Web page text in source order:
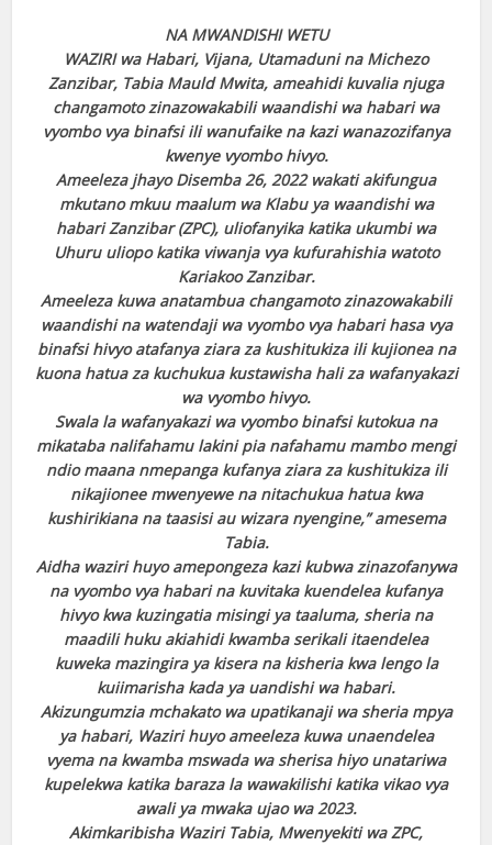
NA MWANDISHI WETU
WAZIRI wa Habari, Vijana, Utamaduni na Michezo
Zanzibar, Tabia Mauld Mwita, ameahidi kuvalia njuga
changamoto zinazowakabili waandishi wa habari wa
vyombo vya binafsi ili wanufaike na kazi wanazozifanya
kwenye vyombo hivyo.
Ameeleza jhayo Disemba 26, 2022 wakati akifungua
mkutano mkuu maalum wa Klabu ya waandishi wa
habari Zanzibar (ZPC), uliofanyika katika ukumbi wa
Uhuru uliopo katika viwanja vya kufurahishia watoto
Kariakoo Zanzibar.
Ameeleza kuwa anatambua changamoto zinazowakabili
waandishi na watendaji wa vyombo vya habari hasa vya
binafsi hivyo atafanya ziara za kushitukiza ili kujionea na
kuona hatua za kuchukua kustawisha hali za wafanyakazi
wa vyombo hivyo.
Swala la wafanyakazi wa vyombo binafsi kutokua na
mikataba nalifahamu lakini pia nafahamu mambo mengi
ndio maana nmepanga kufanya ziara za kushitukiza ili
nikajionee mwenyewe na nitachukua hatua kwa
kushirikiana na taasisi au wizara nyengine,” amesema
Tabia.
Aidha waziri huyo amepongeza kazi kubwa zinazofanywa
na vyombo vya habari na kuvitaka kuendelea kufanya
hivyo kwa kuzingatia misingi ya taaluma, sheria na
maadili huku akiahidi kwamba serikali itaendelea
kuweka mazingira ya kisera na kisheria kwa lengo la
kuiimarisha kada ya uandishi wa habari.
Akizungumzia mchakato wa upatikanaji wa sheria mpya
ya habari, Waziri huyo ameeleza kuwa unaendelea
vyema na kwamba mswada wa sherisa hiyo unatariwa
kupelekwa katika baraza la wawakilishi katika vikao vya
awali ya mwaka ujao wa 2023.
Akimkaribisha Waziri Tabia, Mwenyekiti wa ZPC,